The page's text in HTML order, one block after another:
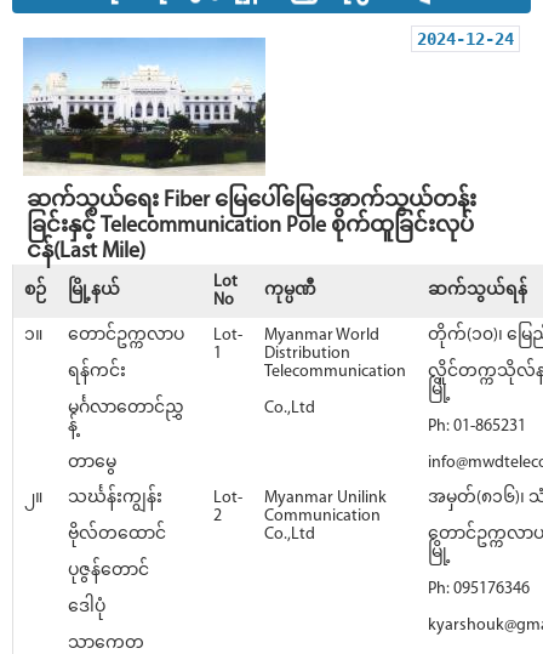
2024-12-24
ဆက်သွယ်ရေး Fiber မြေပေါ်မြေအောက်သွယ်တန်း
ခြင်းနှင့် Telecommunication Pole စိုက်ထူခြင်းလုပ်
ငန်(Last Mile)
စဉ် မြို့နယ်
Lot
No
ကုမ္ပဏီ ဆက်သွယ်ရန်
၁။
တောင်ဥက္ကလာပ
ရန်ကင်း
မင်္ဂလာတောင်ညွှ
န့်
တာမွေ
Lot-
1
Myanmar World
Distribution
Telecommunication
Co.,Ltd
တိုက်(၁၀)၊ မြေညီ
လှိုင်တက္ကသိုလ်န
မြို့
Ph: 01-865231
၂။
သင်္ဃန်းကျွန်း
ဗိုလ်တထောင်
ပုဇွန်တောင်
ဒေါပုံ
သာကေတ
Lot-
2
Myanmar Unilink
Communication
Co.,Ltd
အမှတ်(၈၁၆)၊
တောင်ဥက္ကလာ
မြို့
Ph: 095176346